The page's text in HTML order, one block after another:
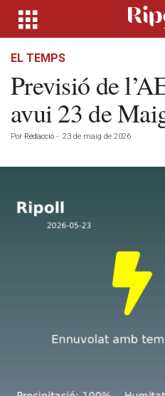
EL TEMPS
Previsió de
avui 23 de
Por Redacció - 23 de maig de 2026